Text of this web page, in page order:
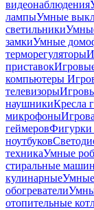
видеонаблюдения
лампыУмные
светильники
замкиУмные
терморегуляторы
приставок
компьютеры
телевизоры
наушникиКресла
микрофоны
геймеровФигурки
ноутбуков
техникаУмные
стиральные
кулинарныеУмные
обогреватели
отопительные